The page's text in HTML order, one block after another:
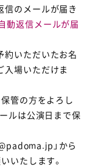
信のメールが届き
動返信メールが届
約いただいたお名
入場いただけま
管の方をよろし
ルは公演日まで保
」から
いたします。